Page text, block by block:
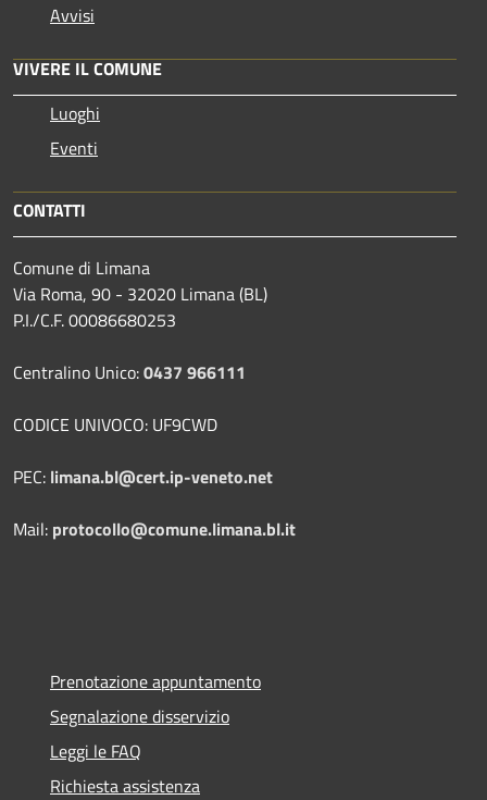
Avvisi
VIVERE IL COMUNE
Luoghi
Eventi
CONTATTI
Comune di Limana
Via Roma, 90 - 32020 Limana (BL)
P.I./C.F. 00086680253
Centralino Unico:0437 966111
CODICE UNIVOCO: UF9CWD
PEC: limana.bl@cert.ip-veneto.net
Mail: protocollo@comune.limana.bl.it
Prenotazione appuntamento
Segnalazione disservizio
Leggi le FAQ
Richiesta assistenza